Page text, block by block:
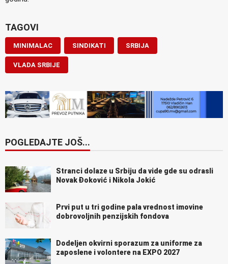
TAGOVI
MINIMALAC SINDIKATI SRBIJA
VLADA SRBIJE
POGLEDAJTE JOŠ...
Stranci dolaze u Srbiju da vide gde su odrasli
Novak Đoković i Nikola Jokić
Prvi put u tri godine pala vrednost imovine
dobrovoljnih penzijskih fondova
Dodeljen okvirni sporazum za uniforme za
zaposlene i volontere na EXPO 2027